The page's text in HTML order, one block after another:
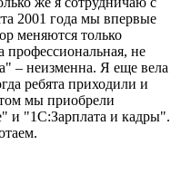
2001 года мы впервые
меняются только
не
– неизменна. Я еще вела
ребята приходили и
мы приобрели
и "1С:Зарплата и кадры".